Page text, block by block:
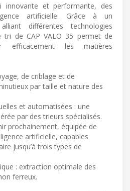
innovante et performante, des
artificielle. Grâce à un
différentes technologies
tri de CAP VALO 35 permet de
efficacement les matières
de criblage et de
par taille et nature des
et automatisées : une
par des trieurs spécialisés.
prochainement, équipée de
artificielle, capables
jusqu’à trois types de
: extraction optimale des
ferreux.